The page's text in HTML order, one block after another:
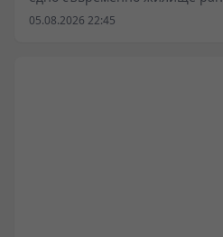
с фундаментален физически
05.08.2026 22:45